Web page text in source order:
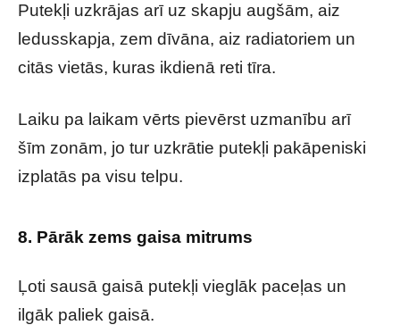
Putekļi uzkrājas arī uz skapju augšām, aiz
ledusskapja, zem dīvāna, aiz radiatoriem un
citās vietās, kuras ikdienā reti tīra.
Laiku pa laikam vērts pievērst uzmanību arī
šīm zonām, jo tur uzkrātie putekļi pakāpeniski
izplatās pa visu telpu.
8. Pārāk zems gaisa mitrums
Ļoti sausā gaisā putekļi vieglāk paceļas un
ilgāk paliek gaisā.